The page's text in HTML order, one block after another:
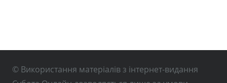
© Використання матеріалів з інтернет-видання